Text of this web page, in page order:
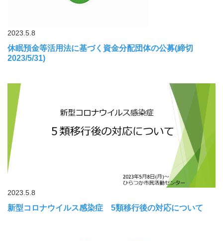
2023.5.8
休眠預金等活用法に基づく資金分配団体の公募(締切
2023/5/31)
2023.5.8
新型コロナウイルス感染症 5類移行後の対応について